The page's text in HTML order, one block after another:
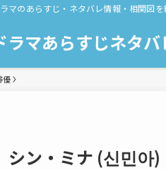
マのあらすじ・ネタバレ情報・相関図
ラマあらすじネタバ
優
シン・ミナ (신민아